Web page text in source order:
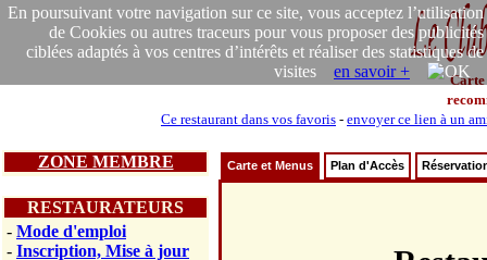
En poursuivant votre navigation sur ce site, vous acceptez l’utilisation
de Cookies ou autres traceurs pour vous proposer des publicités
ciblées adaptés à vos centres d’intérêts et réaliser des statistiques de
visites en savoir +
Carte
Ce restaurant dans vos favoris - envoyer ce lien à un
ZONE MEMBRE
RESTAURATEURS
- Mode d'emploi
- Inscription, Mise à jour
Carte et Menus Plan d'Accès